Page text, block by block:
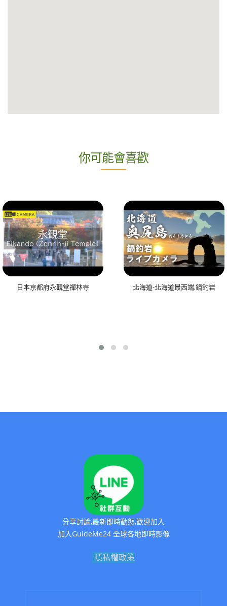
你可能會喜歡
日本京都府永觀堂禪林寺 北海道-北海道最西端,鍋釣岩
分享討論,最新即時動態,歡迎加入
加入GuideMe24 全球各地即時影像
隱私權政策